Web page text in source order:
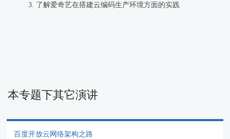
了解爱奇艺在搭建云编码生产环境方面的实践
本专题下其它演讲
百度开放云网络架构之路